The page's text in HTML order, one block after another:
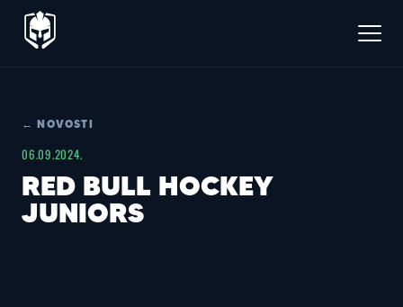
← NOVOSTI
06.09.2024.
RED BULL HOCKEY
JUNIORS